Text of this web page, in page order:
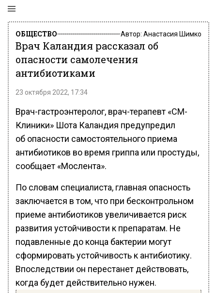
ОБЩЕСТВО Автор: Анастасия Шимко
Врач Каландия рассказал об
опасности самолечения
антибиотиками
23 октября 2022, 17:34
Врач-гастроэнтеролог, врач-терапевт «СМ-
Клиники» Шота Каландия предупредил
об опасности самостоятельного приема
антибиотиков во время гриппа или простуды,
сообщает «Мослента».
По словам специалиста, главная опасность
заключается в том, что при бесконтрольном
приеме антибиотиков увеличивается риск
развития устойчивости к препаратам. Не
подавленные до конца бактерии могут
сформировать устойчивость к антибиотику.
Впоследствии он перестанет действовать,
когда будет действительно нужен.